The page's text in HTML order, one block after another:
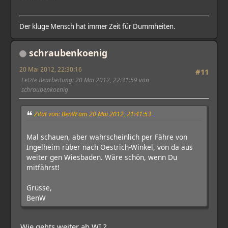
Der kluge Mensch hat immer Zeit für Dummheiten.
schraubenkoenig
#11
20 Mai 2012, 22:30:16
Letzte Bearbeitung: 20 Mai 2012, 22:31:59 von
schraubenkoenig
Zitat von: BenW am 20 Mai 2012, 21:41:53
Mal schauen, aber wahrscheinlich per Fähre von
Ingelheim rüber nach Oestrich-Winkel, von da aus
weiter gen Wiesbaden. Wäre schön, wenn Du
mitfährst!
Grüsse,
BenW